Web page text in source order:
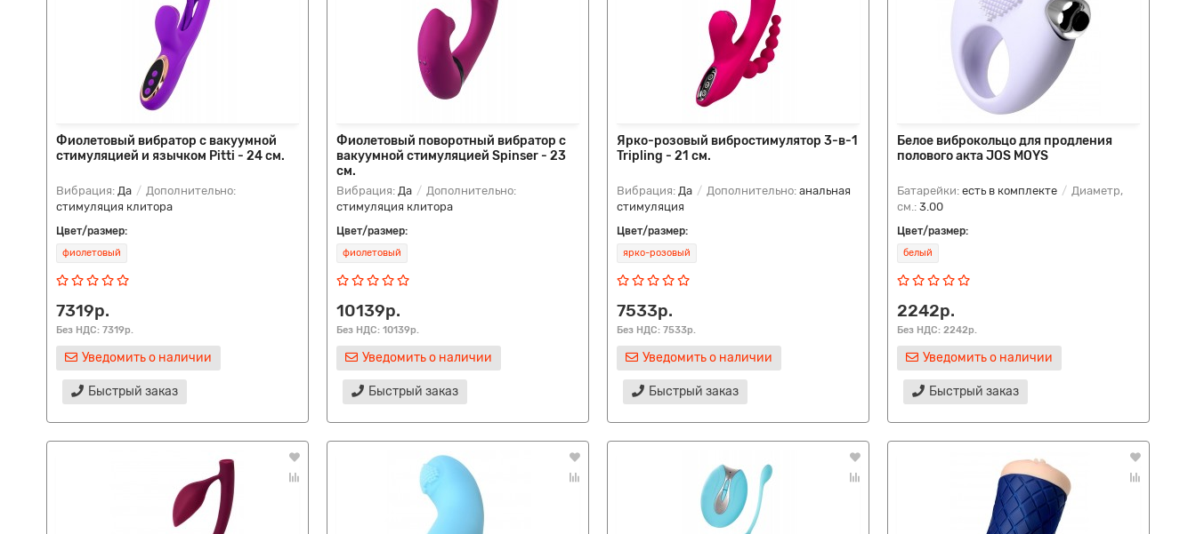
Фиолетовый вибратор с вакуумной
стимуляцией и язычком Pitti - 24 см.
Вибрация: Да
Дополнительно:
стимуляция клитора
Цвет/размер:
фиолетовый
7319р.
Без НДС: 7319р.
Уведомить о наличии
Быстрый заказ
Фиолетовый поворотный вибратор c
вакуумной стимуляцией Spinser - 23
см.
Вибрация: Да
Дополнительно:
стимуляция клитора
Цвет/размер:
фиолетовый
10139р.
Без НДС: 10139р.
Уведомить о наличии
Быстрый заказ
Ярко-розовый вибростимулятор 3-в-1
Tripling - 21 см.
Вибрация: Да Дополнительно: анальная
стимуляция
Цвет/размер:
ярко-розовый
7533р.
Без НДС: 7533р.
Уведомить о наличии
Быстрый заказ
Белое виброкольцо для продления
полового акта JOS MOYS
Батарейки: есть в комплекте
Диаметр,
см.: 3.00
Цвет/размер:
белый
2242р.
Без НДС: 2242р.
Уведомить о наличии
Быстрый заказ